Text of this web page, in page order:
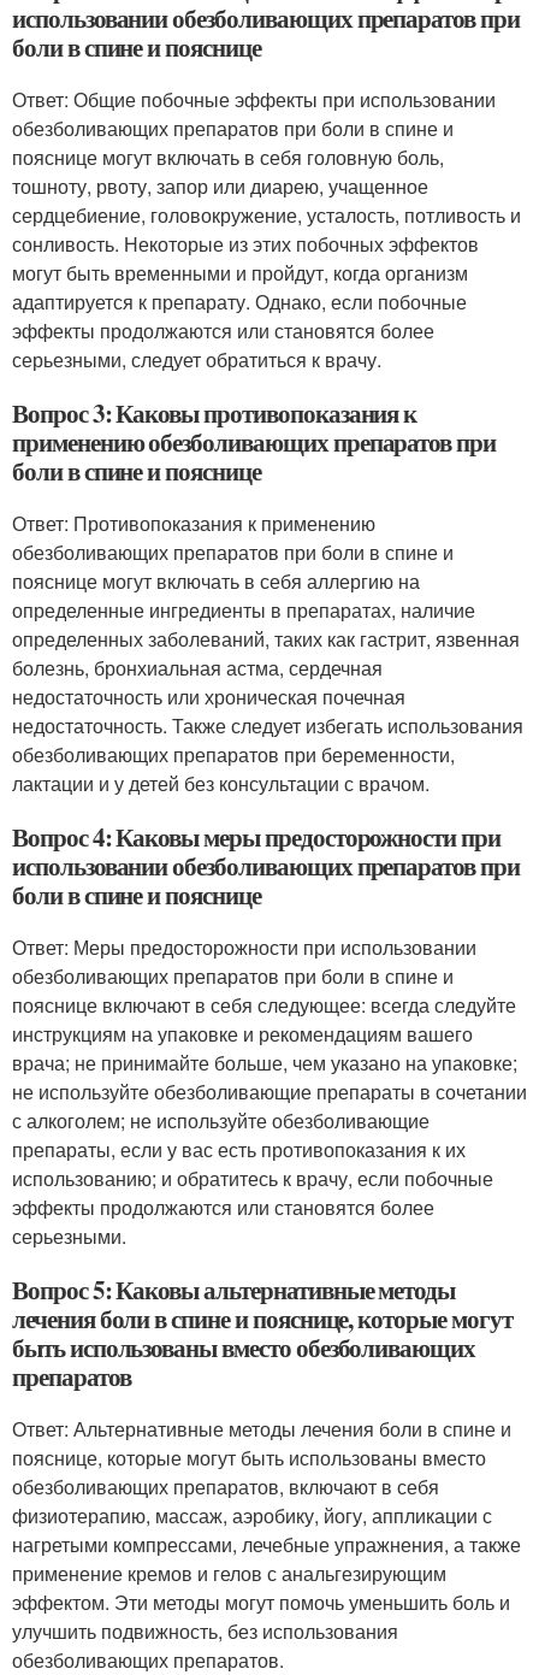
использовании обезболивающих препаратов при
боли в спине и пояснице
Ответ: Общие побочные эффекты при использовании
обезболивающих препаратов при боли в спине и
пояснице могут включать в себя головную боль,
тошноту, рвоту, запор или диарею, учащенное
сердцебиение, головокружение, усталость, потливость и
сонливость. Некоторые из этих побочных эффектов
могут быть временными и пройдут, когда организм
адаптируется к препарату. Однако, если побочные
эффекты продолжаются или становятся более
серьезными, следует обратиться к врачу.
Вопрос 3: Каковы противопоказания к
применению обезболивающих препаратов при
боли в спине и пояснице
Ответ: Противопоказания к применению
обезболивающих препаратов при боли в спине и
пояснице могут включать в себя аллергию на
определенные ингредиенты в препаратах, наличие
определенных заболеваний, таких как гастрит, язвенная
болезнь, бронхиальная астма, сердечная
недостаточность или хроническая почечная
недостаточность. Также следует избегать использования
обезболивающих препаратов при беременности,
лактации и у детей без консультации с врачом.
Вопрос 4: Каковы меры предосторожности при
использовании обезболивающих препаратов при
боли в спине и пояснице
Ответ: Меры предосторожности при использовании
обезболивающих препаратов при боли в спине и
пояснице включают в себя следующее: всегда следуйте
инструкциям на упаковке и рекомендациям вашего
врача; не принимайте больше, чем указано на упаковке;
не используйте обезболивающие препараты в сочетании
с алкоголем; не используйте обезболивающие
препараты, если у вас есть противопоказания к их
использованию; и обратитесь к врачу, если побочные
эффекты продолжаются или становятся более
серьезными.
Вопрос 5: Каковы альтернативные методы
лечения боли в спине и пояснице, которые могут
быть использованы вместо обезболивающих
препаратов
Ответ: Альтернативные методы лечения боли в спине и
пояснице, которые могут быть использованы вместо
обезболивающих препаратов, включают в себя
физиотерапию, массаж, аэробику, йогу, аппликации с
нагретыми компрессами, лечебные упражнения, а также
применение кремов и гелов с анальгезирующим
эффектом. Эти методы могут помочь уменьшить боль и
улучшить подвижность, без использования
обезболивающих препаратов.